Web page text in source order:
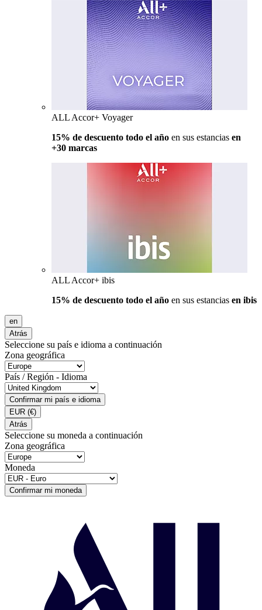
ALL Accor+ Voyager
15% de descuento todo el año en sus estancias en
+30 marcas
ALL Accor+ ibis
15% de descuento todo el año en sus estancias en ibis
en
Atrás
Seleccione su país e idioma a continuación
Zona geográfica
País / Región - Idioma
Confirmar mi país e idioma
EUR (€)
Atrás
Seleccione su moneda a continuación
Zona geográfica
Moneda
Confirmar mi moneda